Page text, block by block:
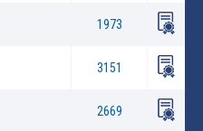
1973
3151
2669